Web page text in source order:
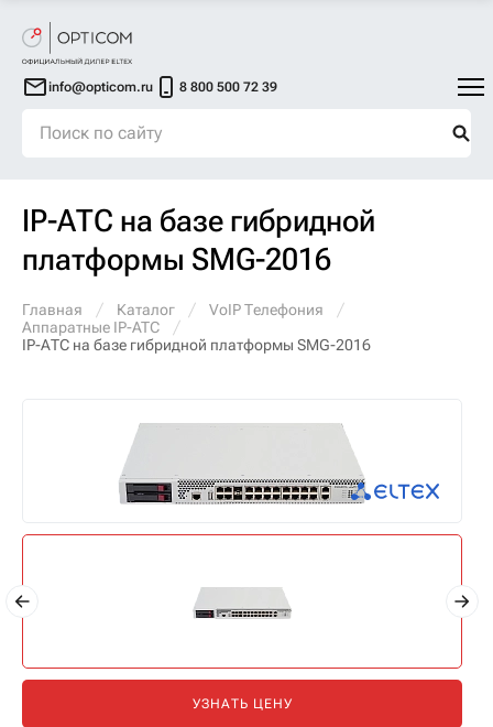
info@opticom.ru 8 800 500 72 39
IP-АТС на базе гибридной
платформы SMG-2016
Главная Каталог
VoIP Телефония
Аппаратные IP-ATC
IP-АТС на базе гибридной платформы SMG-2016
УЗНАТЬ ЦЕНУ